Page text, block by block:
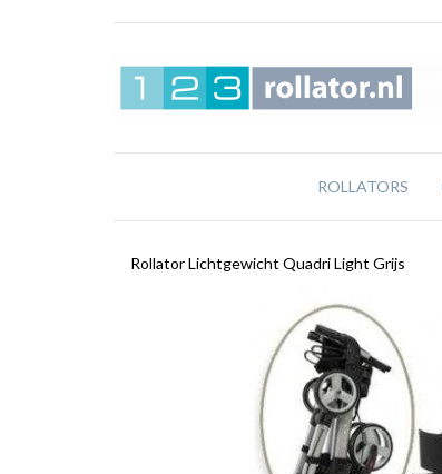
ROLLATORS
Rollator Lichtgewicht Quadri Light Grijs